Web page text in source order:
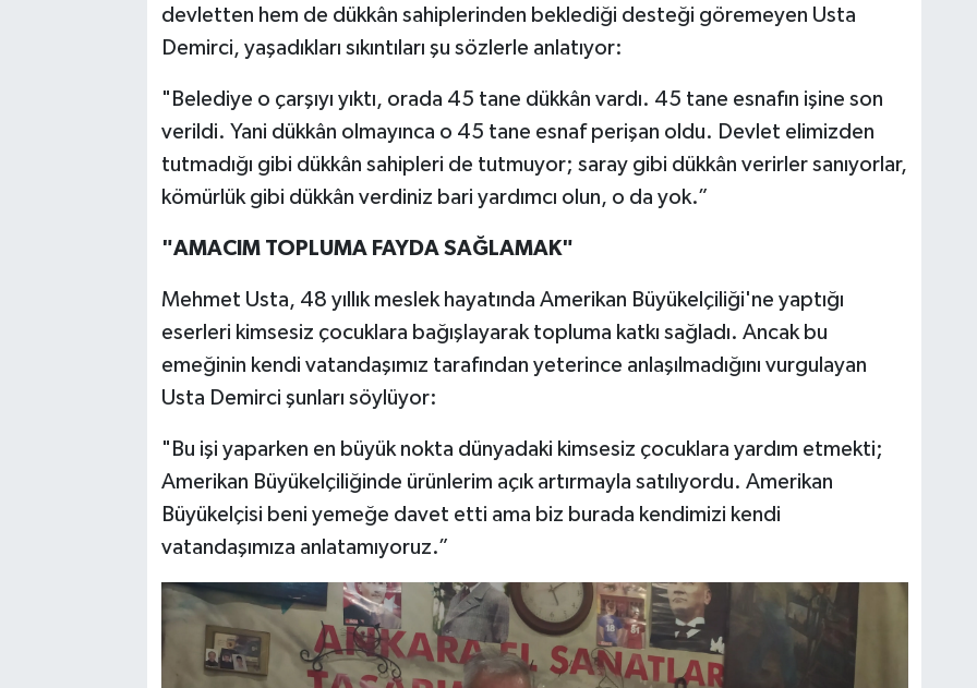
devletten hem de dükkân sahiplerinden beklediği desteği göremeyen Usta
Demirci, yaşadıkları sıkıntıları şu sözlerle anlatıyor:
"Belediye o çarşıyı yıktı, orada 45 tane dükkân vardı. 45 tane esnafın işine son
verildi. Yani dükkân olmayınca o 45 tane esnaf perişan oldu. Devlet elimizden
tutmadığı gibi dükkân sahipleri de tutmuyor; saray gibi dükkân verirler sanıyorlar,
kömürlük gibi dükkân verdiniz bari yardımcı olun, o da yok.”
"AMACIM TOPLUMA FAYDA SAĞLAMAK"
Mehmet Usta, 48 yıllık meslek hayatında Amerikan Büyükelçiliği'ne yaptığı
eserleri kimsesiz çocuklara bağışlayarak topluma katkı sağladı. Ancak bu
emeğinin kendi vatandaşımız tarafından yeterince anlaşılmadığını vurgulayan
Usta Demirci şunları söylüyor:
"Bu işi yaparken en büyük nokta dünyadaki kimsesiz çocuklara yardım etmekti;
Amerikan Büyükelçiliğinde ürünlerim açık artırmayla satılıyordu. Amerikan
Büyükelçisi beni yemeğe davet etti ama biz burada kendimizi kendi
vatandaşımıza anlatamıyoruz.”